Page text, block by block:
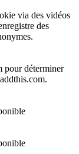
via des vidéos
des
pour déterminer